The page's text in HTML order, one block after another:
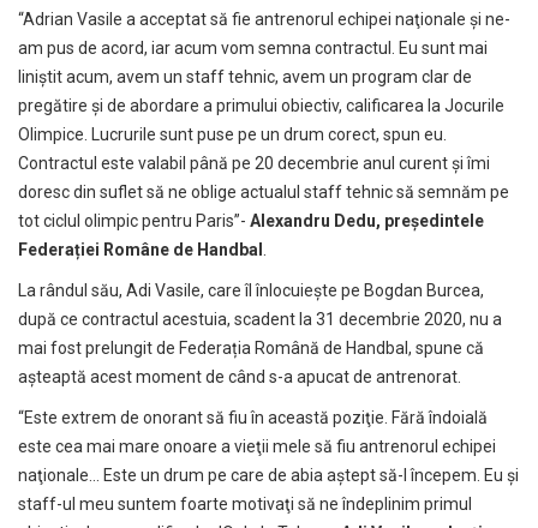
“Adrian Vasile a acceptat să fie antrenorul echipei naţionale şi ne-
am pus de acord, iar acum vom semna contractul. Eu sunt mai
liniştit acum, avem un staff tehnic, avem un program clar de
pregătire şi de abordare a primului obiectiv, calificarea la Jocurile
Olimpice. Lucrurile sunt puse pe un drum corect, spun eu.
Contractul este valabil până pe 20 decembrie anul curent şi îmi
doresc din suflet să ne oblige actualul staff tehnic să semnăm pe
tot ciclul olimpic pentru Paris”- Alexandru Dedu, președintele
Federației Române de Handbal
La rândul său, Adi Vasile, care îl înlocuiește pe Bogdan Burcea,
după ce contractul acestuia, scadent la 31 decembrie 2020, nu a
mai fost prelungit de Federația Română de Handbal, spune că
așteaptă acest moment de când s-a apucat de antrenorat.
“Este extrem de onorant să fiu în această poziţie. Fără îndoială
este cea mai mare onoare a vieţii mele să fiu antrenorul echipei
naţionale… Este un drum pe care de abia aştept să-l începem. Eu şi
staff-ul meu suntem foarte motivaţi să ne îndeplinim primul